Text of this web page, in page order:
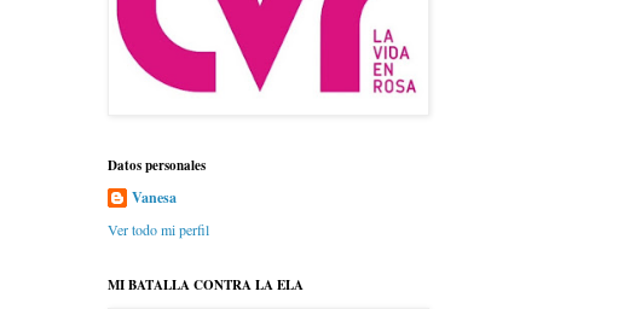
Datos personales
Vanesa
Ver todo mi perfil
MI BATALLA CONTRA LA ELA